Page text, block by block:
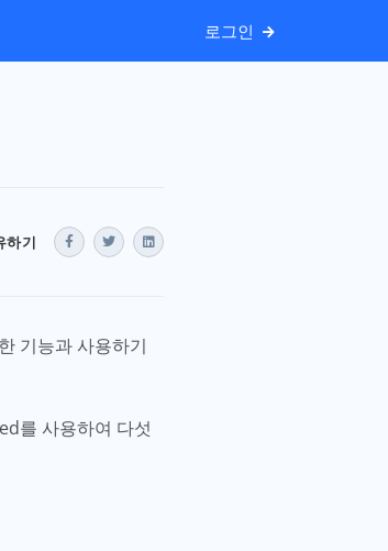
로그인
하기
기능과 사용하기
를 사용하여 다섯